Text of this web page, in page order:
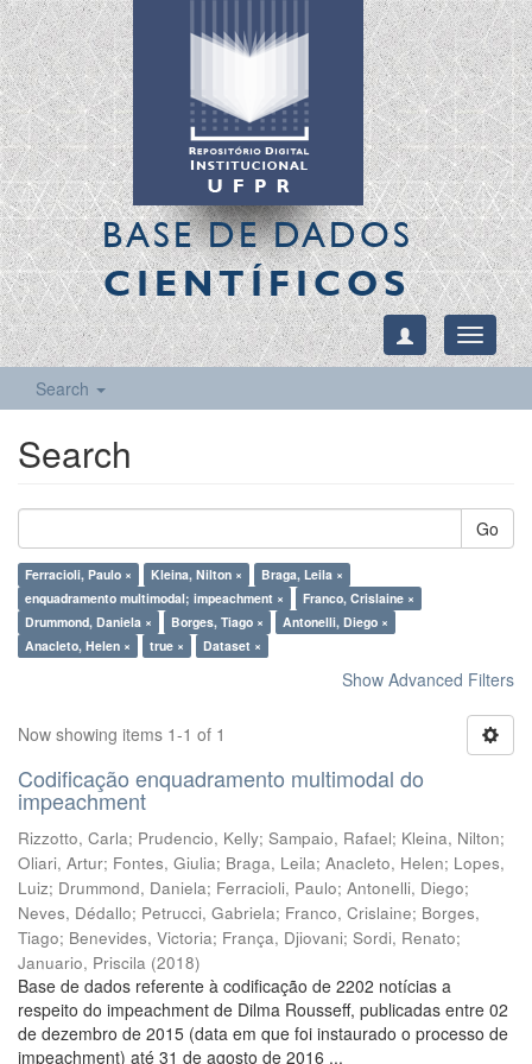
BASE DE DADOS
CIENTÍFICOS
Toggle
Search
Search
Go
Ferracioli, Paulo × Kleina, Nilton ×
Braga, Leila ×
enquadramento multimodal; impeachment ×
Franco, Crislaine ×
Drummond, Daniela ×
Borges, Tiago ×
Antonelli, Diego ×
Anacleto, Helen ×
true × Dataset ×
Show Advanced Filters
Now showing items 1-1 of 1
Codificação enquadramento multimodal do
impeachment
Rizzotto, Carla; Prudencio, Kelly; Sampaio, Rafael; Kleina, Nilton;
Oliari, Artur; Fontes, Giulia; Braga, Leila; Anacleto, Helen; Lopes,
Luiz; Drummond, Daniela; Ferracioli, Paulo; Antonelli, Diego;
Neves, Dédallo; Petrucci, Gabriela; Franco, Crislaine; Borges,
Tiago; Benevides, Victoria; França, Djiovani; Sordi, Renato;
Januario, Priscila (2018)
Base de dados referente à codificação de 2202 notícias a
respeito do impeachment de Dilma Rousseff, publicadas entre 02
de dezembro de 2015 (data em que foi instaurado o processo de
impeachment) até 31 de agosto de 2016 ...